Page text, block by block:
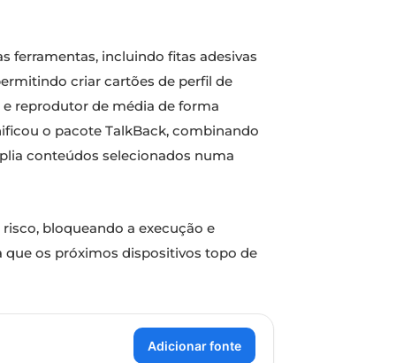
ferramentas, incluindo fitas adesivas
criar cartões de perfil de
reprodutor de média de forma
o pacote TalkBack, combinando
conteúdos selecionados numa
bloqueando a execução e
os próximos dispositivos topo de
Adicionar fonte